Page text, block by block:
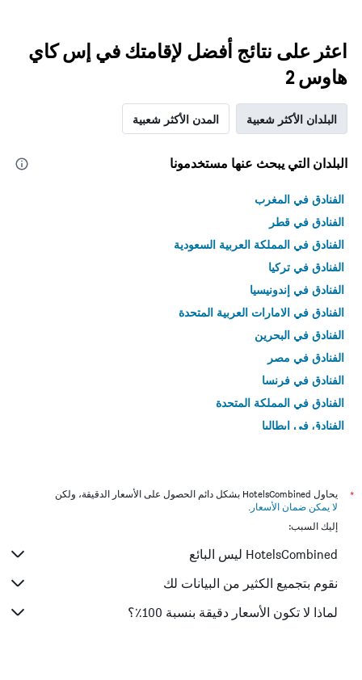
اعثر على نتائج أفضل لإقامتك في إس كاي
هاوس 2
البلدان الأكثر شعبية المدن الأكثر شعبية
البلدان التي يبحث عنها مستخدمونا
الفنادق في المغرب
الفنادق في قطر
الفنادق في المملكة العربية السعودية
الفنادق في تركيا
الفنادق في إندونيسيا
الفنادق في الامارات العربية المتحدة
الفنادق في البحرين
الفنادق في مصر
الفنادق في فرنسا
الفنادق في المملكة المتحدة
الفنادق في إيطاليا
*
يحاول HotelsCombined بشكل دائم الحصول على الأسعار الدقيقة، ولكن
لا يمكن ضمان الأسعار .
إليك السبب:
HotelsCombined ليس البائع
نقوم بتجميع الكثير من البيانات لك
لماذا لا تكون الأسعار دقيقة بنسبة 100٪؟